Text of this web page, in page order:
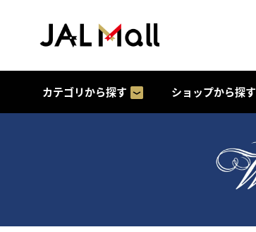
カテゴリから探す ショップから探す